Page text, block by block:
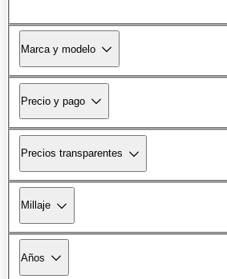
Marca y modelo
Precio y pago
Precios transparentes
Millaje
Años